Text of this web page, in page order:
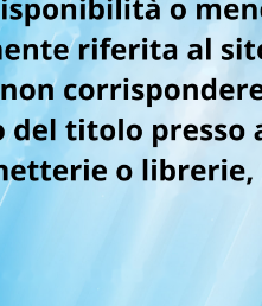
SISTER -